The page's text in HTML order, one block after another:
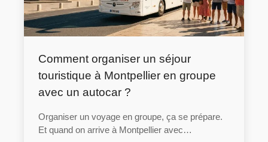
Comment organiser un séjour
touristique à Montpellier en groupe
avec un autocar ?
Organiser un voyage en groupe, ça se prépare.
Et quand on arrive à Montpellier avec…